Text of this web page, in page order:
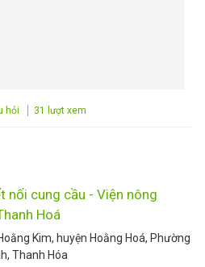
hỏi 31 lượt xem
nối cung cầu - Viện nông
Hoá
Kim, huyện Hoằng Hoá, Phường
Thanh Hóa